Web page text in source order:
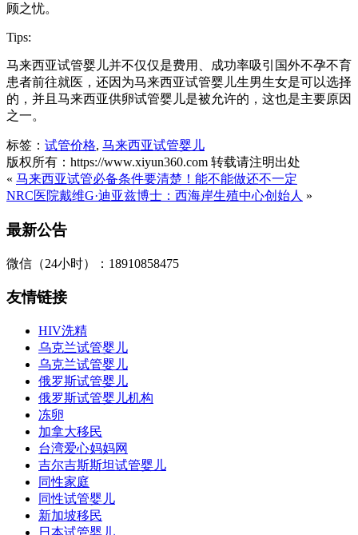
顾之忧。
Tips:
马来西亚试管婴儿并不仅仅是费用、成功率吸引国外不孕不育
患者前往就医，还因为马来西亚试管婴儿生男生女是可以选择
的，并且马来西亚供卵试管婴儿是被允许的，这也是主要原因
之一。
标签： 试管价格, 马来西亚试管婴儿
版权所有：https://www.xiyun360.com 转载请注明出处
« 马来西亚试管必备条件要清楚！能不能做还不一定
NRC医院戴维G·迪亚兹博士：西海岸生殖中心创始人 »
最新公告
微信（24小时）：18910858475
友情链接
HIV洗精
乌克兰试管婴儿
乌克兰试管婴儿
俄罗斯试管婴儿
俄罗斯试管婴儿机构
冻卵
加拿大移民
台湾爱心妈妈网
吉尔吉斯斯坦试管婴儿
同性家庭
同性试管婴儿
新加坡移民
日本试管婴儿